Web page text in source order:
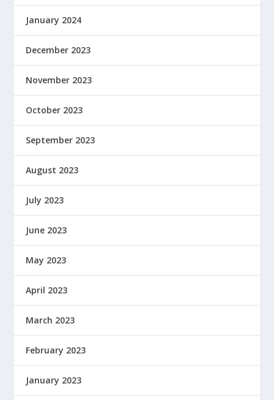
January 2024
December 2023
November 2023
October 2023
September 2023
August 2023
July 2023
June 2023
May 2023
April 2023
March 2023
February 2023
January 2023